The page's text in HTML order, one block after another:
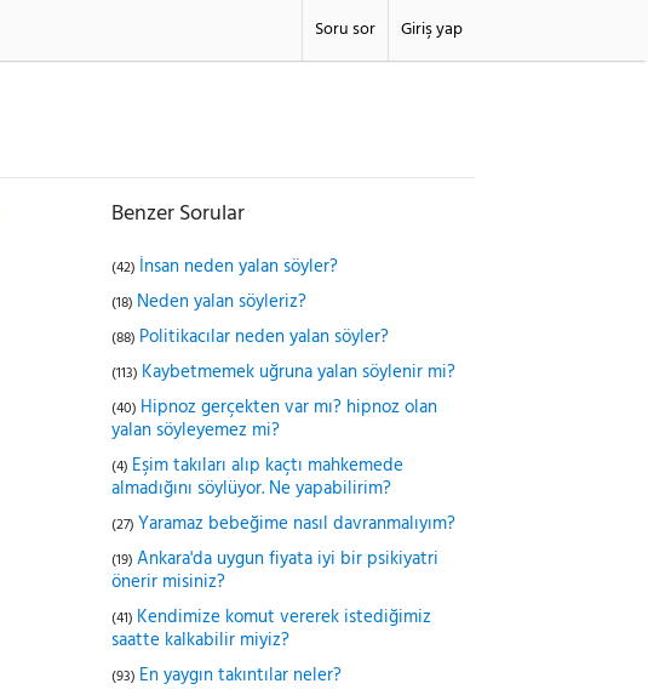
Giriş yap
Soru sor
Benzer Sorular
(42) İnsan neden yalan söyler?
(18) Neden yalan söyleriz?
(88) Politikacılar neden yalan söyler?
(113) Kaybetmemek uğruna yalan söylenir mi?
(40) Hipnoz gerçekten var mı? hipnoz olan
yalan söyleyemez mi?
(4) Eşim takıları alıp kaçtı mahkemede
almadığını söylüyor. Ne yapabilirim?
(27) Yaramaz bebeğime nasıl davranmalıyım?
(19) Ankara'da uygun fiyata iyi bir psikiyatri
önerir misiniz?
(41) Kendimize komut vererek istediğimiz
saatte kalkabilir miyiz?
(93) En yaygın takıntılar neler?